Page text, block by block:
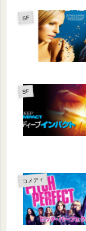
SF
SF
コメディ